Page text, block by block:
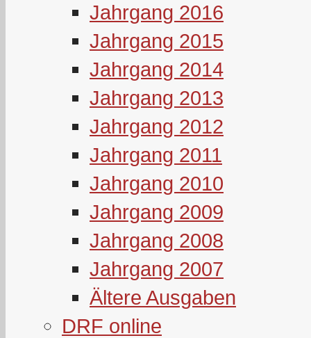
Jahrgang 2016
Jahrgang 2015
Jahrgang 2014
Jahrgang 2013
Jahrgang 2012
Jahrgang 2011
Jahrgang 2010
Jahrgang 2009
Jahrgang 2008
Jahrgang 2007
Ältere Ausgaben
DRF online